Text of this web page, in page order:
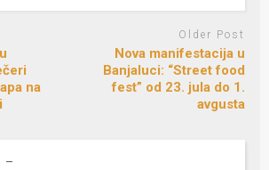
na
Older Post
Nova manifestacija u
Banjaluci: “Street food
fest” od 23. jula do 1.
avgusta
–